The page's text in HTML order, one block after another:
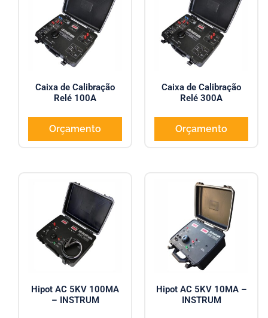
Caixa de Calibração
Relé 100A
Orçamento
Caixa de Calibração
Relé 300A
Orçamento
Hipot AC 5KV 100MA
– INSTRUM
Hipot AC 5KV 10MA –
INSTRUM